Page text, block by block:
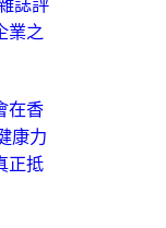
誌評
業之
在香
康力
正抵